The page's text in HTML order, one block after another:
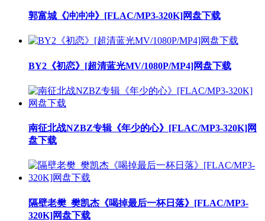
郭富城《冲冲冲》[FLAC/MP3-320K]网盘下载
BY2《初恋》[超清蓝光MV/1080P/MP4]网盘下载
南征北战NZBZ专辑《年少的心》[FLAC/MP3-320K]网
盘下载
隔壁老樊_樊凯杰《喝掉最后一杯日落》[FLAC/MP3-
320K]网盘下载